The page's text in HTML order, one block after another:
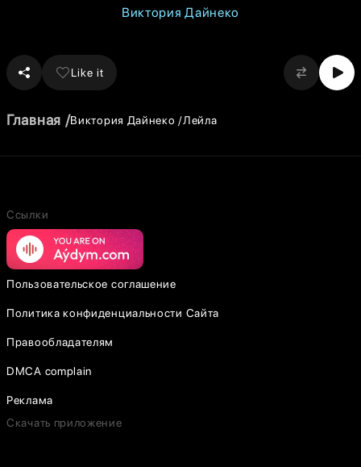
Виктория Дайнеко
Like it
Главная Виктория Дайнеко Лейла
Ссылки
Пользовательское соглашение
Политика конфиденциальности Сайта
Правообладателям
DMCA complain
Реклама
Скачать приложение